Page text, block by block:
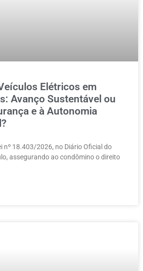
Elétricos em
Avanço Sustentável ou
e à Autonomia
nº 18.403/2026, no Diário Oficial do
assegurando ao condômino o direito